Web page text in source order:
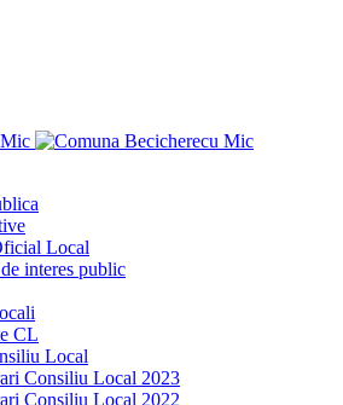
Local
interes public
CL
Local
Consiliu Local 2023
Consiliu Local 2022